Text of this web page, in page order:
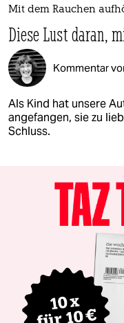
Mit dem Rauchen
Diese Lust daran,
Kommentar
Als Kind hat unsere
angefangen, sie zu
Schluss.